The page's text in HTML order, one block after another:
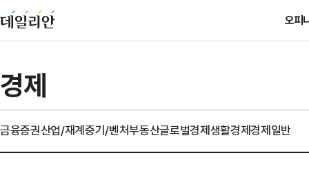
오피
경제
금융증권산업/재계중기/벤처부동산글로벌경제생활경제경제일반